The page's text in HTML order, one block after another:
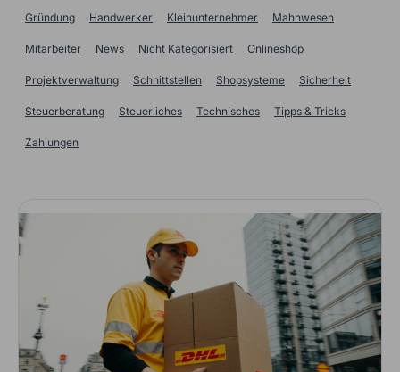
Gründung Handwerker Kleinunternehmer Mahnwesen
Mitarbeiter News Nicht Kategorisiert Onlineshop
Projektverwaltung Schnittstellen Shopsysteme Sicherheit
Steuerberatung Steuerliches Technisches Tipps & Tricks
Zahlungen